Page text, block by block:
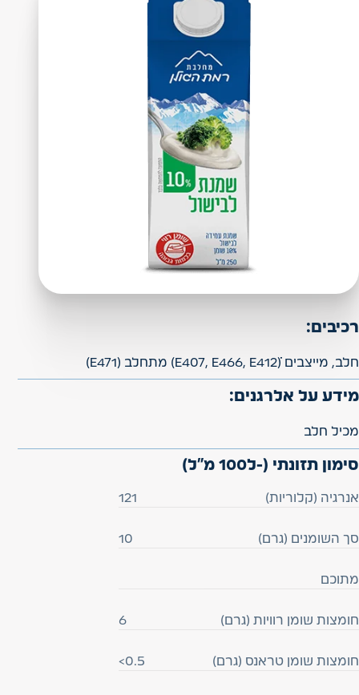
רכיבים:
חלב, מייצבים (E407, E466, E412ׁׂׂׂ) מתחלב (E471)
מידע על אלרגנים:
מכיל חלב
סימון תזונתי (-ל100 מ"ל)
אנרגיה (קלוריות) 121
סך השומנים (גרם) 10
מתוכם
חומצות שומן רוויות (גרם) 6
חומצות שומן טראנס (גרם) <0.5